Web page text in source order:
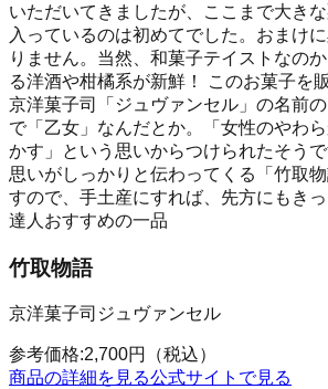
いただいてきましたが、ここまで大き
入っているのは初めてでした。おまけ
りません。当然、和菓子テイストなの
る洋酒や柑橘系が新鮮！ このお菓子を
京洋菓子司「ジュヴァンセル」の名前
で「乙女」なんだとか。「女性のやわ
かす」という思いからつけられたそう
思いがしっかりと伝わってくる「竹取
すので、手土産にすれば、先方にもき
達人おすすめの一品
竹取物語
京洋菓子司ジュヴァンセル
参考価格:2,700円
（税込）
商品の詳細を見る公式サイトで見る